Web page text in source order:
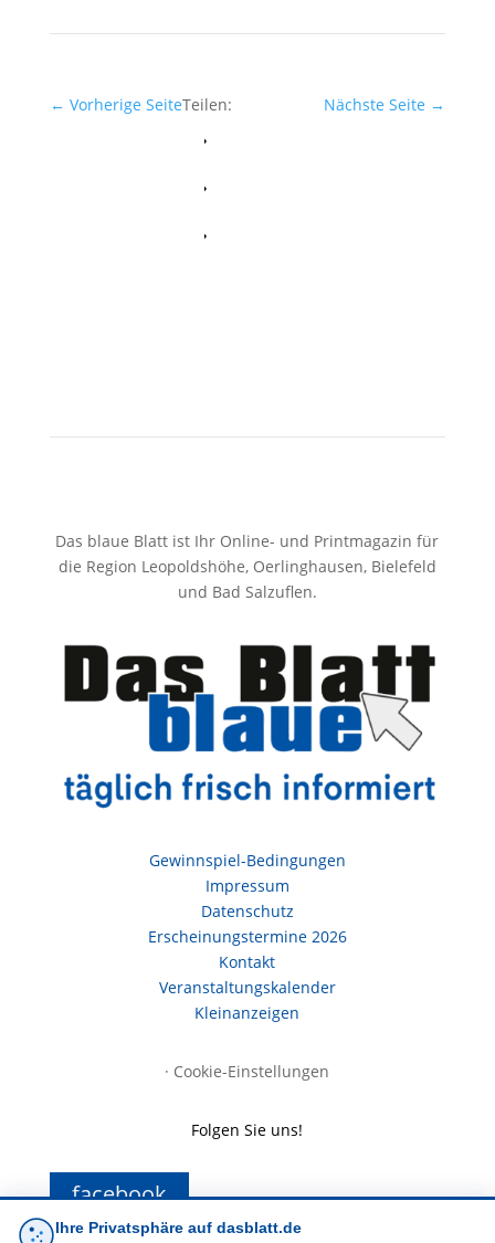
← Vorherige Seite Nächste Seite →
Teilen:
Facebook
Whatsapp
Twitter
Das blaue Blatt ist Ihr Online- und Printmagazin für
die Region Leopoldshöhe, Oerlinghausen, Bielefeld
und Bad Salzuflen.
Gewinnspiel-Bedingungen
Impressum
Datenschutz
Erscheinungstermine 2026
Kontakt
Veranstaltungskalender
Kleinanzeigen
· Cookie-Einstellungen
Folgen Sie uns!
facebook
Ihre Privatsphäre auf dasblatt.de